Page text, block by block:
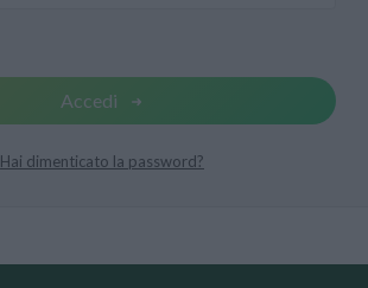
Accedi
Hai dimenticato la password?